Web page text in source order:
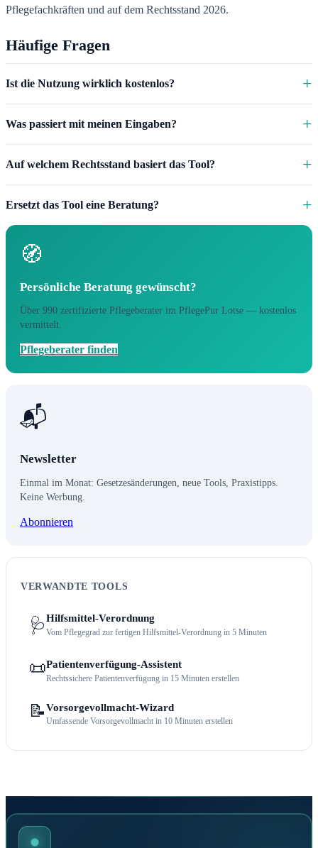
Pflegefachkräften und auf dem Rechtsstand 2026.
Häufige Fragen
Ist die Nutzung wirklich kostenlos?
Was passiert mit meinen Eingaben?
Auf welchem Rechtsstand basiert das Tool?
Ersetzt das Tool eine Beratung?
🧭
Persönliche Beratung gewünscht?
Über 990 zertifizierte Pflegeberater im PflegePur Lotse — kostenlos
vermittelt.
Pflegeberater finden
📬
Newsletter
Einmal im Monat: Gesetzesänderungen, neue Tools, Praxistipps.
Keine Werbung.
Abonnieren
VERWANDTE TOOLS
🩺Hilfsmittel-Verordnung
Vom Pflegegrad zur fertigen Hilfsmittel-Verordnung in 5 Minuten
📜Patientenverfügung-Assistent
Rechtssichere Patientenverfügung in 15 Minuten erstellen
📝Vorsorgevollmacht-Wizard
Umfassende Vorsorgevollmacht in 10 Minuten erstellen